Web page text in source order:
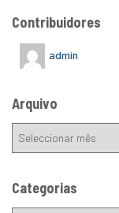
Contribuidores
admin
Arquivo
Categorias